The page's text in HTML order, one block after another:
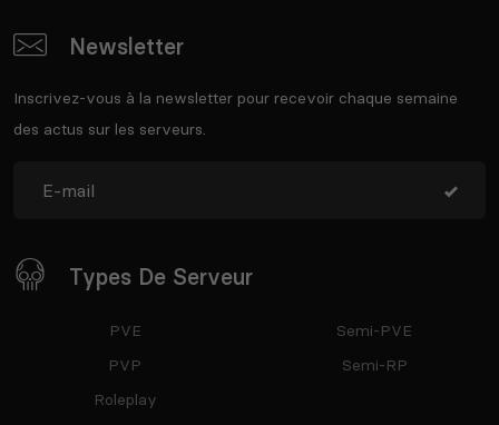
Newsletter
Inscrivez-vous à la newsletter pour recevoir chaque semaine
des actus sur les serveurs.
Types De Serveur
PVE
PVP
Roleplay
Semi-PVE
Semi-RP